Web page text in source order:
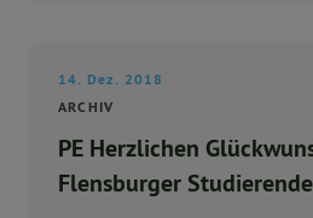
14. Dez. 2018
ARCHIV
PE Herzlichen
Flensburger Studierende